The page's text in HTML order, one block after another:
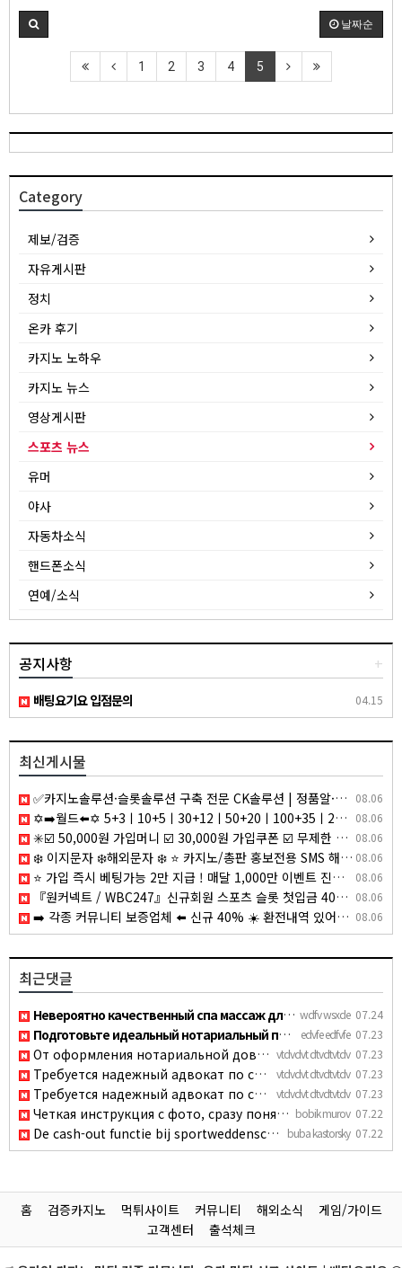
날짜순
1 2 3 4 5
Category
제보/검증
자유게시판
정치
온카 후기
카지노 노하우
카지노 뉴스
영상게시판
스포츠 뉴스
유머
야사
자동차소식
핸드폰소식
연예/소식
+
공지사항
04.15
배팅요기요 입점문의
최신게시물
08.06
✅카지노솔루션·슬롯솔루션 구축 전문 CK솔루션 | 정품알·파싱알 연동 및 솔루션 분양의 모든정보✅
08.06
✡️➡️월드⬅️✡️ 5+3ㅣ10+5ㅣ30+12ㅣ50+20ㅣ100+35ㅣ200+70 ✡️무한매충✡️모든배팅제재없음✡️다양한 이벤트✡️ u0ey
08.06
✳️☑️ 50,000원 가입머니 ☑️ 30,000원 가입쿠폰 ☑️ 무제한 입금플러스 ☑️ 첫충50% ☑️ 요율 4.0% 지급 ☑️ 무사고 메이저 ☑️✳️
08.06
❄️ 이지문자 ❄️해외문자 ❄️ ⭐ 카지노/총판 홍보전용 SMS 해외문자 발송 ⭐
08.06
⭐️ 가입 즉시 베팅가능 2만 지급 ! 매달 1,000만 이벤트 진행중 ! ⭐️
08.06
『원커넥트 / WBC247』신규회원 스포츠 슬롯 첫입금 40% 쿠폰,재입금 10% 쿠폰 지급/지인추천135000원 지급
08.06
➡️ 각종 커뮤니티 보증업체 ⬅️ 신규 40% ☀️ 환전내역 있어도 무한매충 5% ☀️ 페이백 7% ☀️ 1+0.5 ~ ☀️ 매일 홀덤 무료토너먼트 ☀
최근댓글
wdfv wsxde 07.24
Невероятно качественный спа массаж для двоих москва, мастера…
edvfe edfvfe 07.23
Подготовьте идеальный нотариальный перевод бумаг без лишних …
vtdvdvt dtvdtvtdv 07.23
От оформления нотариальной доверенности до сложных судебных …
vtdvdvt dtvdtvtdv 07.23
Требуется надежный адвокат по семейным спорам, компетентный …
vtdvdvt dtvdtvtdv 07.23
Требуется надежный адвокат по семейным спорам, компетентный …
bobik murov 07.22
Четкая инструкция с фото, сразу понятно как разобрать обшивк…
buba kastorsky 07.22
De cash-out functie bij sportweddenschappen heeft me al een …
홈 검증카지노 먹튀사이트 커뮤니티 해외소식
게임/가이드
고객센터
출석체크